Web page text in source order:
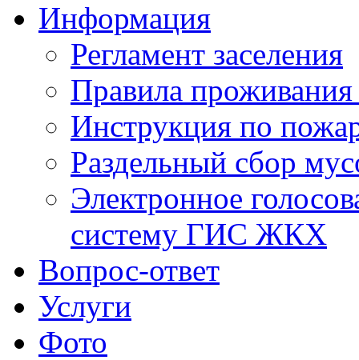
Информация
Регламент заселения
Правила
Инструкция по
Раздельный сбор
Электронное
систему ГИС ЖКХ
Вопрос-ответ
Услуги
Фото